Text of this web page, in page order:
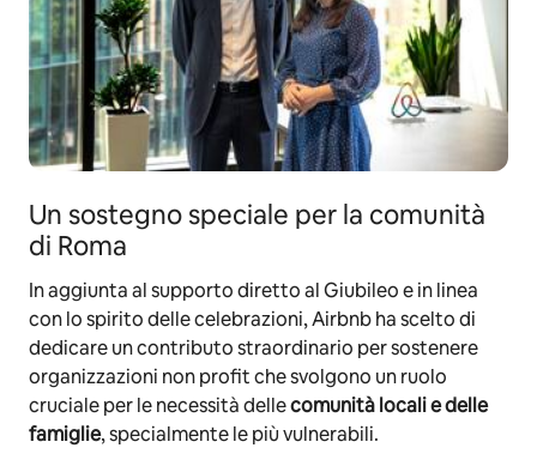
Un sostegno speciale per la comunità
di Roma
In aggiunta al supporto diretto al Giubileo e in linea
con lo spirito delle celebrazioni, Airbnb ha scelto di
dedicare un contributo straordinario per sostenere
organizzazioni non profit che svolgono un ruolo
cruciale per le necessità dellecomunità locali e delle
famiglie, specialmente le più vulnerabili.